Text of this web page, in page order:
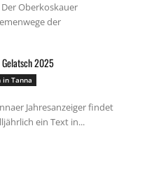
Oberkoskauer
der
Gelatsch 2025
in Tanna
Jahresanzeiger findet
ein Text in...